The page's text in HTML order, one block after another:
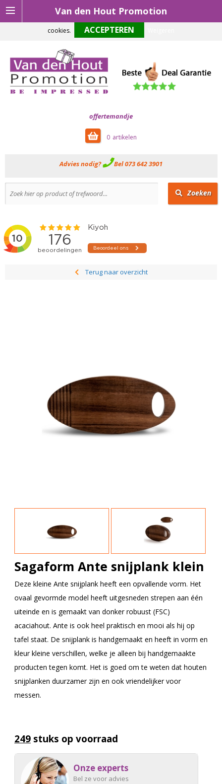
Van den Hout Promotion
offertemandje
0
Advies nodig? Bel 073 642 3901
Zoeken
Terug naar overzicht
Sagaform Ante snijplank klein
Deze kleine Ante snijplank heeft een opvallende vorm. Het
ovaal gevormde model heeft uitgesneden strepen aan één
uiteinde en is gemaakt van donker robuust (FSC)
acaciahout. Ante is ook heel praktisch en mooi als hij op
tafel staat. De snijplank is handgemaakt en heeft in vorm en
kleur kleine verschillen, welke je alleen bij handgemaakte
producten tegen komt. Het is goed om te weten dat houten
snijplanken duurzamer zijn en ook vriendelijker voor
messen.
249 stuks op voorraad
Onze experts
Bel ze voor advies
Om onze website optimaal te laten functioneren maken wij gebruik van
cookies.